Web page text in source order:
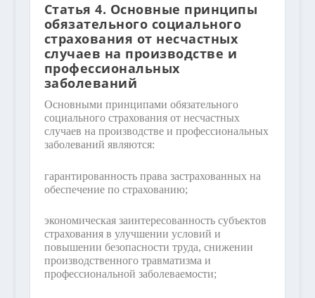
Статья 4. Основные принципы
обязательного социального
страхования от несчастных
случаев на производстве и
профессиональных
заболеваний
Основными принципами обязательного
социального страхования от несчастных
случаев на производстве и профессиональных
заболеваний являются:
гарантированность права застрахованных на
обеспечение по страхованию;
экономическая заинтересованность субъектов
страхования в улучшении условий и
повышении безопасности труда, снижении
производственного травматизма и
профессиональной заболеваемости;